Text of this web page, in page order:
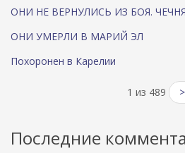
ОНИ НЕ ВЕРНУЛИСЬ ИЗ БОЯ. ЧЕЧНЯ
ОНИ УМЕРЛИ В МАРИЙ ЭЛ
Похоронен в Карелии
1 из 489 >
Последние